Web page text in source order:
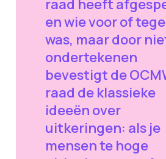
raad heeft
en wie voor of
was, maar door
ondertekenen
bevestigt de
raad de klassieke
ideeën over
uitkeringen: als je
mensen te hoge